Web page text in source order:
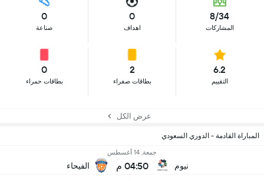
8/34
المشاركات
0
اهداف
0
صناعة
6.2
التقييم
2
بطاقات صفراء
0
بطاقات حمراء
عرض الكل
المباراة القادمة - الدوري السعودي
نيوم
جمعة, 14 أغسطس
04:50 م الفيحاء